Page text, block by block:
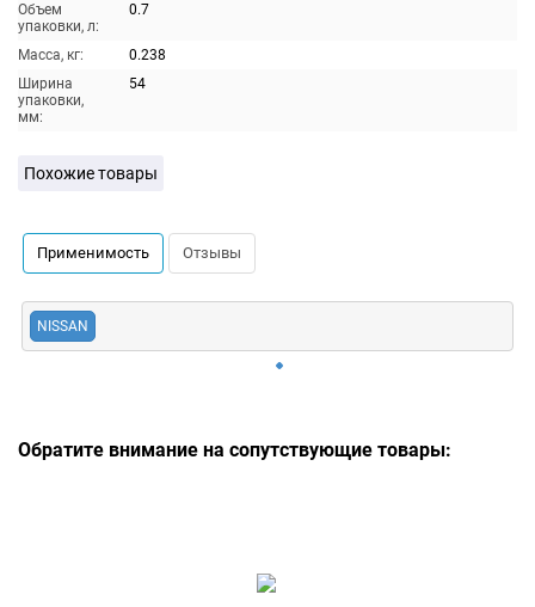
Объем
упаковки, л:
0.7
Масса, кг:
0.238
Ширина
упаковки,
мм:
54
Похожие товары
Применимость Отзывы
NISSAN
Обратите внимание на сопутствующие товары: